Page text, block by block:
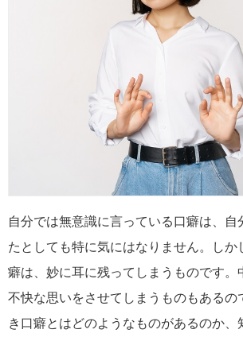
自分では無意識に言っている口癖は、自
たとしても特に気にはなりません。しか
癖は、妙に耳に残ってしまうものです。
不快な思いをさせてしまうものもあるの
き口癖とはどのようなものがあるのか、